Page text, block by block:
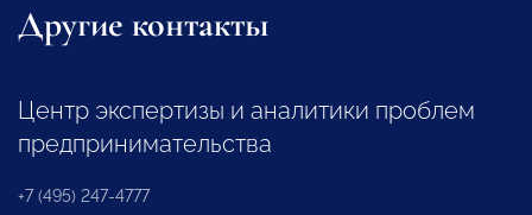
Другие контакты
Центр экспертизы и аналитики проблем
предпринимательства
+7 (495) 247-4777